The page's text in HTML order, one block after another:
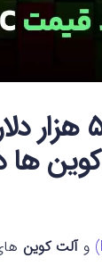
بیت
وآلت‌ کوین‌